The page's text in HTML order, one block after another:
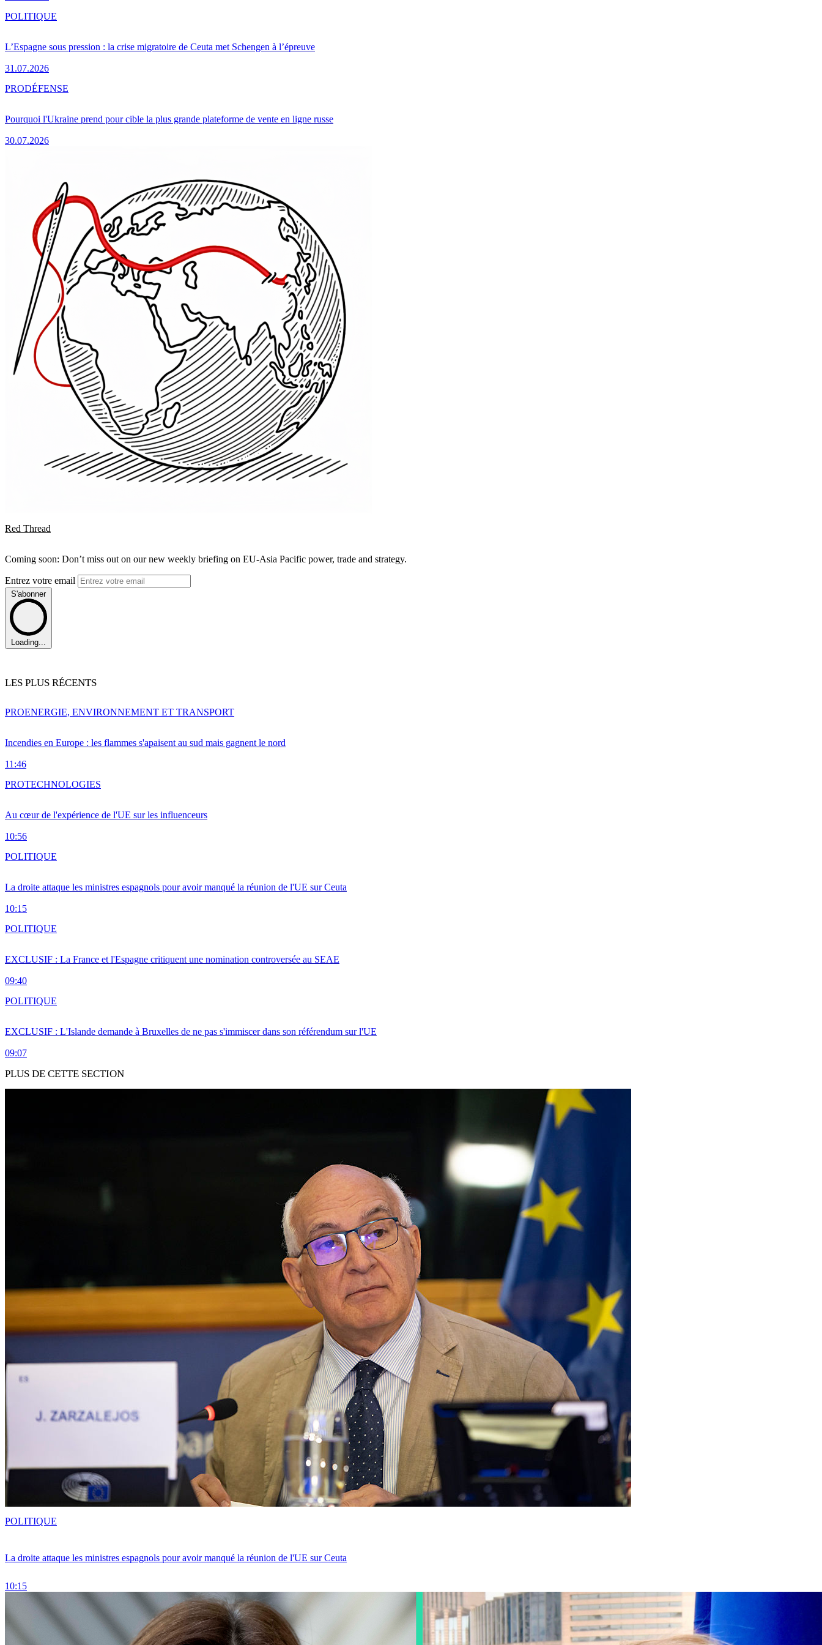
L’Espagne sous pression : la crise migratoire de Ceuta met Schengen à l’épreuve
31.07.2026
POLITIQUE
Pourquoi l'Ukraine prend pour cible la plus grande plateforme de vente en ligne russe
30.07.2026
PRODÉFENSE
Red Thread
Coming soon: Don’t miss out on our new weekly briefing on EU-Asia Pacific power, trade and strategy.
Entrez votre email
S'abonner
Loading...
LES PLUS RÉCENTS
Incendies en Europe : les flammes s'apaisent au sud mais gagnent le nord
11:46
PROENERGIE, ENVIRONNEMENT ET TRANSPORT
Au cœur de l'expérience de l'UE sur les influenceurs
10:56
PROTECHNOLOGIES
La droite attaque les ministres espagnols pour avoir manqué la réunion de l'UE sur Ceuta
10:15
POLITIQUE
EXCLUSIF : La France et l'Espagne critiquent une nomination controversée au SEAE
09:40
POLITIQUE
EXCLUSIF : L'Islande demande à Bruxelles de ne pas s'immiscer dans son référendum sur l'UE
09:07
POLITIQUE
PLUS DE CETTE SECTION
La droite attaque les ministres espagnols pour avoir manqué la réunion de l'UE sur Ceuta
10:15
POLITIQUE